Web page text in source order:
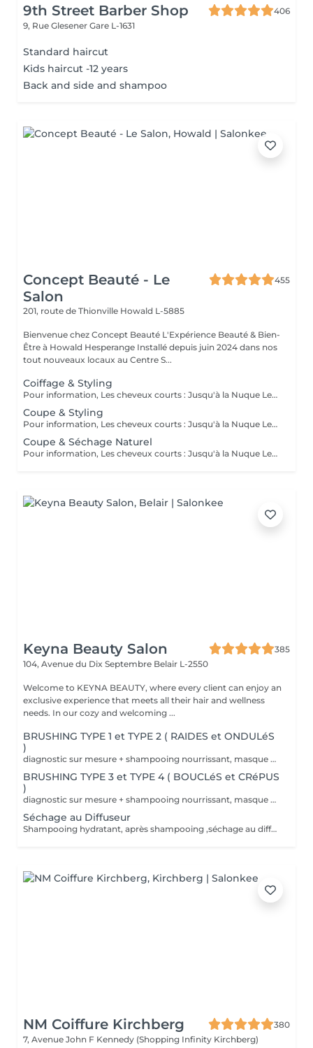
9th Street Barber Shop
406
9, Rue Glesener Gare L-1631
Standard haircut
Kids haircut -12 years
Back and side and shampoo
Concept Beauté - Le
Salon
455
201, route de Thionville Howald L-5885
Bienvenue chez Concept Beauté L'Expérience Beauté & Bien-
Être à Howald Hesperange Installé depuis juin 2024 dans nos
tout nouveaux locaux au Centre S...
Coiffage & Styling
Pour information, Les cheveux courts : Jusqu'à la Nuque Les cheveux mi-longs : Jusqu'à l'épaule Les cheveux longs : En dessous de l'épaule Un supplément sera demandé pour les cheveux très longs, (jusqu'au milieu du dos)
Coupe & Styling
Pour information, Les cheveux courts : Jusqu'à la Nuque Les cheveux mi-longs : Jusqu'à l'épaule Les cheveux longs : En dessous de l'épaule Un supplément sera demandé pour les cheveux très longs, (jusqu'au milieu du dos)
Coupe & Séchage Naturel
Pour information, Les cheveux courts : Jusqu'à la Nuque Les cheveux mi-longs : Jusqu'à l'épaule Les cheveux longs : En dessous de l'épaule Un supplément sera demandé pour les cheveux très long, (jusqu'au milieu du dos)
Keyna Beauty Salon
385
104, Avenue du Dix Septembre Belair L-2550
Welcome to KEYNA BEAUTY, where every client can enjoy an
exclusive experience that meets all their hair and wellness
needs. In our cozy and welcoming ...
BRUSHING TYPE 1 et TYPE 2 ( RAIDES et ONDULéS
)
diagnostic sur mesure + shampooing nourrissant, masque hydratant ,coiffage sérum et fixation finale. Important: cheveux sans tresse ni noeuds à l'arrivée; tout noeuds ou tressage entraîne l'annulation et 50% de la prestation est retenu. Toute arrivée retardée de 15-30 minutes ou plus entraînera l'annulation automatique du rendez-vous.
BRUSHING TYPE 3 et TYPE 4 ( BOUCLéS et CRéPUS
)
diagnostic sur mesure + shampooing nourrissant, masque hydratant ,coiffage sérum et fixation finale. Important: cheveux sans tresse ni noeuds à l'arrivée; tout noeuds ou tressage entraîne l'annulation et 50% de la prestation est retenu. Toute arrivée retardée de 15-30 minutes ou plus entraînera l'annulation automatique du rendez-vous.
Séchage au Diffuseur
Shampooing hydratant, après shampooing ,séchage au diffuseur sérum et fixation finale. Important: cheveux sans tresse ni nud à l'arrivée; tout nud ou tressage entraîne l'annulation et 50% de la prestation est retenu. Toute arrivée retardée de 15-30 minutes ou plus entraînera l'annulation automatique du rendez-vous.
NM Coiffure Kirchberg
380
7, Avenue John F Kennedy (Shopping Infinity Kirchberg)